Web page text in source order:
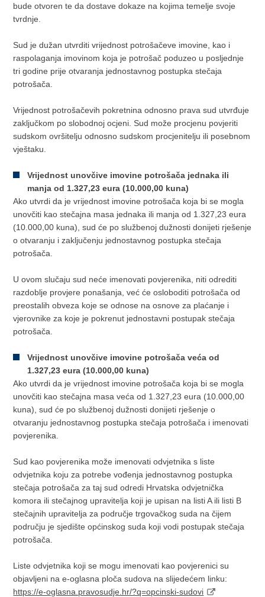
bude otvoren te da dostave dokaze na kojima temelje svoje
tvrdnje.
Sud je dužan utvrditi vrijednost potrošačeve imovine, kao i
raspolaganja imovinom koja je potrošač poduzeo u posljednje
tri godine prije otvaranja jednostavnog postupka stečaja
potrošača.
Vrijednost potrošačevih pokretnina odnosno prava sud utvrđuje
zaključkom po slobodnoj ocjeni. Sud može procjenu povjeriti
sudskom ovršitelju odnosno sudskom procjenitelju ili posebnom
vještaku.
Vrijednost unovčive imovine potrošača jednaka ili
manja od 1.327,23 eura (10.000,00 kuna)
Ako utvrdi da je vrijednost imovine potrošača koja bi se mogla
unovčiti kao stečajna masa jednaka ili manja od 1.327,23 eura
(10.000,00 kuna), sud će po službenoj dužnosti donijeti rješenje
o otvaranju i zaključenju jednostavnog postupka stečaja
potrošača.
U ovom slučaju sud neće imenovati povjerenika, niti odrediti
razdoblje provjere ponašanja, već će osloboditi potrošača od
preostalih obveza koje se odnose na osnove za plaćanje i
vjerovnike za koje je pokrenut jednostavni postupak stečaja
potrošača.
Vrijednost unovčive imovine potrošača veća od
1.327,23 eura (10.000,00 kuna)
Ako utvrdi da je vrijednost imovine potrošača koja bi se mogla
unovčiti kao stečajna masa veća od 1.327,23 eura (10.000,00
kuna), sud će po službenoj dužnosti donijeti rješenje o
otvaranju jednostavnog postupka stečaja potrošača i imenovati
povjerenika.
Sud kao povjerenika može imenovati odvjetnika s liste
odvjetnika koju za potrebe vođenja jednostavnog postupka
stečaja potrošača za taj sud odredi Hrvatska odvjetnička
komora ili stečajnog upravitelja koji je upisan na listi A ili listi B
stečajnih upravitelja za područje trgovačkog suda na čijem
području je sjedište općinskog suda koji vodi postupak stečaja
potrošača.
Liste odvjetnika koji se mogu imenovati kao povjerenici su
objavljeni na e-oglasna ploča sudova na slijedećem linku:
https://e-oglasna.pravosudje.hr/?q=opcinski-sudovi